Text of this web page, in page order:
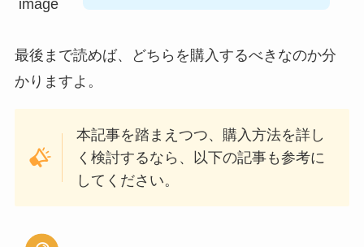
最後まで読めば、どちらを購入するべきなのか分
かりますよ。
本記事を踏まえつつ、購入方法を詳し
く検討するなら、以下の記事も参考に
してください。